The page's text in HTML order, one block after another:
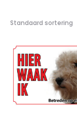
Standaard sortering